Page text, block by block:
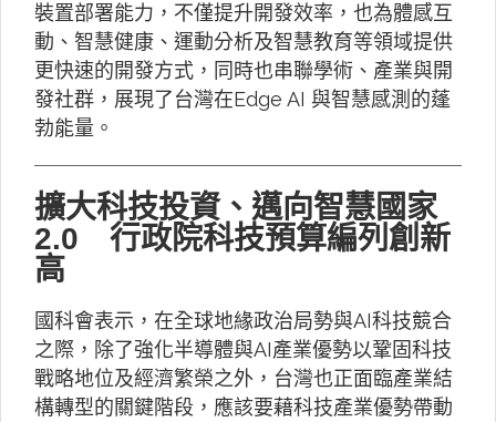
裝置部署能力，不僅提升開發效率，也為體感互
動、智慧健康、運動分析及智慧教育等領域提供
更快速的開發方式，同時也串聯學術、產業與開
發社群，展現了台灣在Edge AI 與智慧感測的蓬
勃能量。
擴大科技投資、邁向智慧國家
2.0 行政院科技預算編列創新
高
國科會表示，在全球地緣政治局勢與AI科技競合
之際，除了強化半導體與AI產業優勢以鞏固科技
戰略地位及經濟繁榮之外，台灣也正面臨產業結
構轉型的關鍵階段，應該要藉科技產業優勢帶動